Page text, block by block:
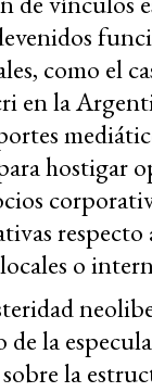
como el
en la
hostigar
respecto
o
la
la